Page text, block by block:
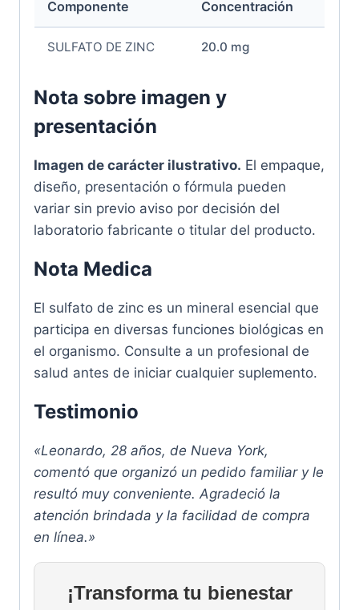
Componente Concentración
SULFATO DE ZINC 20.0 mg
Nota sobre imagen y
presentación
Imagen de carácter ilustrativo. El empaque,
diseño, presentación o fórmula pueden
variar sin previo aviso por decisión del
laboratorio fabricante o titular del producto.
Nota Medica
El sulfato de zinc es un mineral esencial que
participa en diversas funciones biológicas en
el organismo. Consulte a un profesional de
salud antes de iniciar cualquier suplemento.
Testimonio
«Leonardo, 28 años, de Nueva York,
comentó que organizó un pedido familiar y le
resultó muy conveniente. Agradeció la
atención brindada y la facilidad de compra
en línea.»
¡Transforma tu bienestar